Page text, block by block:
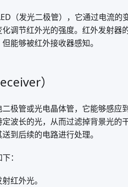
（发光二极管），它通过电流
调节红外光的强度。红外发射器
能够被红外接收器感知。
）
极管或光电晶体管，它能够感应
波长的光，从而过滤掉背景光的
到后续的电路进行处理。
：
红外光。